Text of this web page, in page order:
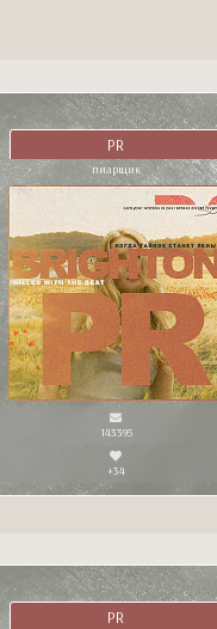
PR
пиарщик
143395
+34
PR